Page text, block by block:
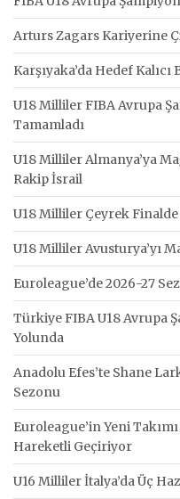
Arturs Zagars Kariyerine
Karşıyaka’da Hedef
U18 Milliler FIBA Avrupa
Tamamladı
U18 Milliler Almanya’ya
Rakip İsrail
U18 Milliler Çeyrek Finalde
U18 Milliler Avusturya’yı
Euroleague’de 2026-27
Türkiye FIBA U18 Avrupa
Yolunda
Anadolu Efes’te Shane
Sezonu
Euroleague’in Yeni
Hareketli Geçiriyor
U16 Milliler İtalya’da Üç